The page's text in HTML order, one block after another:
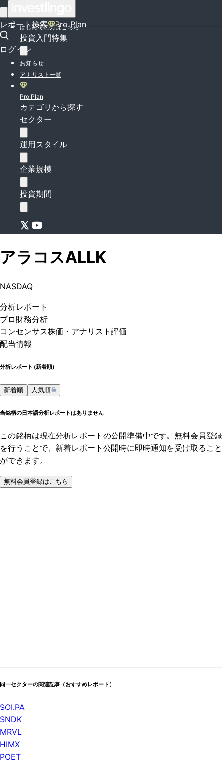
レポート検索 Pro Plan
ログイン
はじめての方はこちら
投資入門特集
お知らせ
アナリスト一覧
Pro Plan
カテゴリから探す
セクター
運用スタイル
企業規模
投資期間
アラコスALLK
NASDAQ
分析レポート
プロ 財務分析
コンセンサス株価 ・アナリスト評価
配当情報
分析レポート (新着順)
新着順 人気順
当銘柄の日本語分析レポートはありません
この銘柄は現在分析レポートの公開準備中です。無料会員登録
を行うことで、新着レポート公開時に即時通知を受け取ること
ができます。
無料会員登録はこちら
同一セクターの関連記事（おすすめレポート）
SOI.PA
SNDK
MRVL
HIMX
POET